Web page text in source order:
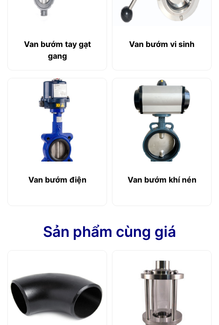
Van bướm tay gạt
gang
Van bướm vi sinh
Van bướm điện Van bướm khí nén
Sản phẩm cùng giá